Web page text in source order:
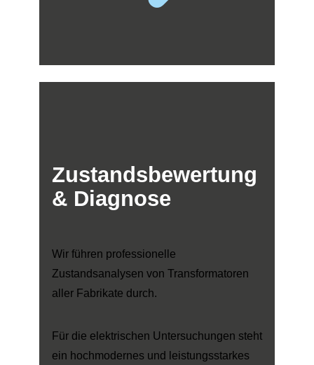
Zustandsbewertung
& Diagnose
Wir führen professionelle
Zustandsanalysen von Transformatoren
aller Fabrikate durch.
Für die elektrischen Untersuchungen steht
ein hochmodernes und leistungsstarkes